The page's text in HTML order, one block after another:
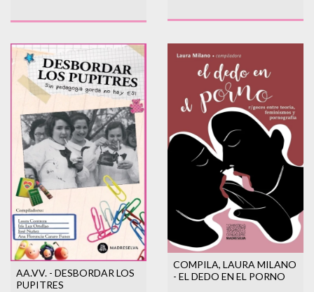
AA.VV. - DESBORDAR LOS
PUPITRES
COMPILA, LAURA MILANO
- EL DEDO EN EL PORNO